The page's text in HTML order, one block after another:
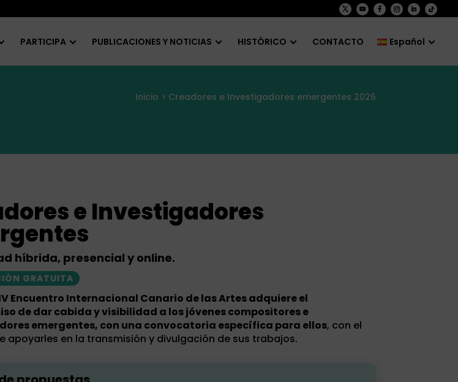
PARTICIPA PUBLICACIONES Y NOTICIAS HISTÓRICO CONTACTO Español
Inicio > Creadores e Investigadores emergentes 2026
e Investigadores
híbrida, presencial y online.
GRATUITA
Encuentro Internacional Canario de las Artes adquiere el
de dar cabida y visibilidad a los jóvenes compositores e
emergentes, con una convocatoria específica para ellos, con el
apoyarles en la transmisión y divulgación de sus trabajos.